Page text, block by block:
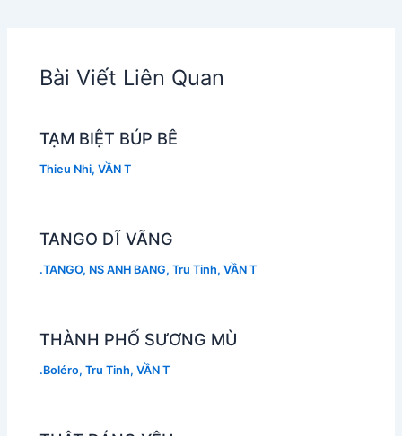
Bài Viết Liên Quan
TẠM BIỆT BÚP BÊ
Thieu Nhi,VẦN T
TANGO DĨ VÃNG
.TANGO, NS ANH BANG,Tru Tinh,VẦN T
THÀNH PHỐ SƯƠNG MÙ
.Boléro,Tru Tinh,VẦN T